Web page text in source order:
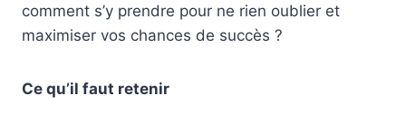
comment s’y prendre pour ne rien oublier et
maximiser vos chances de succès ?
Ce qu’il faut retenir